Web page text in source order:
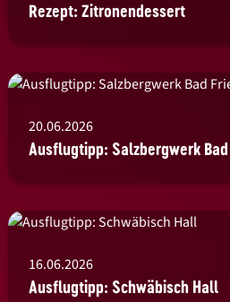
Rezept: Zitronendessert
20.06.2026
Ausflugtipp: Salzbergwerk
16.06.2026
Ausflugtipp: Schwäbisch Hall